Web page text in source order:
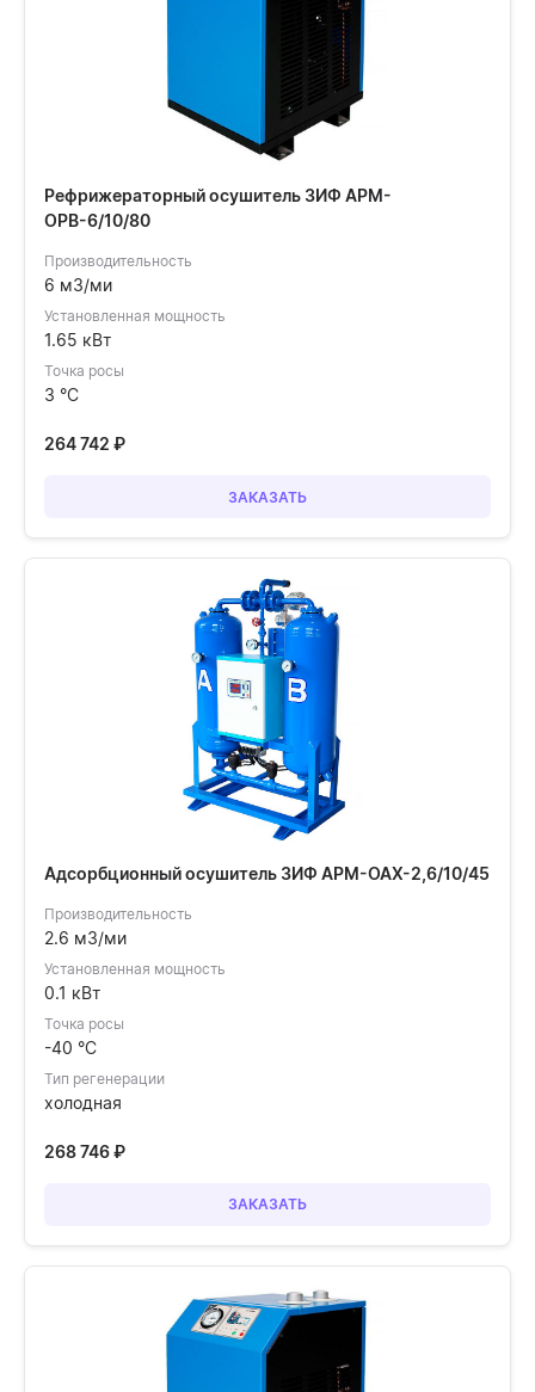
Рефрижераторный осушитель ЗИФ АРМ-
ОРВ-6/10/80
Производительность
6 м3/ми
Установленная мощность
1.65 кВт
Точка росы
3 °C
264 742 ₽
ЗАКАЗАТЬ
Адсорбционный осушитель ЗИФ АРМ-ОАХ-2,6/10/45
Производительность
2.6 м3/ми
Установленная мощность
0.1 кВт
Точка росы
-40 °C
Тип регенерации
холодная
268 746₽
ЗАКАЗАТЬ